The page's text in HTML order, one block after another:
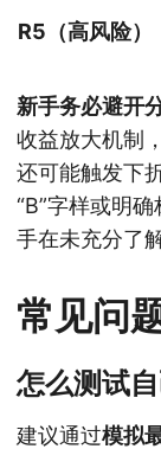
R5（高风险）
新手务必避开
收益放大机制
还可能触发下
“B”字样或明
手在未充分了
常见问
怎么测试
建议通过模拟